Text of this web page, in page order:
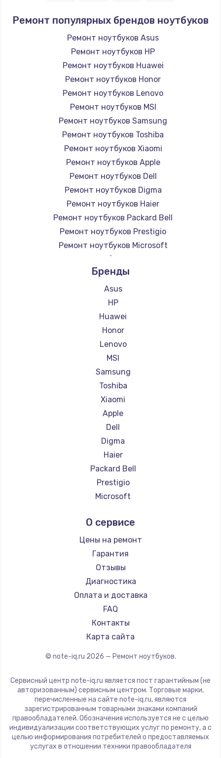
Ремонт популярных брендов ноутбуков
Ремонт ноутбуков Asus
Ремонт ноутбуков HP
Ремонт ноутбуков Huawei
Ремонт ноутбуков Honor
Ремонт ноутбуков Lenovo
Ремонт ноутбуков MSI
Ремонт ноутбуков Samsung
Ремонт ноутбуков Toshiba
Ремонт ноутбуков Xiaomi
Ремонт ноутбуков Apple
Ремонт ноутбуков Dell
Ремонт ноутбуков Digma
Ремонт ноутбуков Haier
Ремонт ноутбуков Packard Bell
Ремонт ноутбуков Prestigio
Ремонт ноутбуков Microsoft
Ремонт ноутбуков Alienware
Ремонт ноутбуков Aquarius
Ремонт ноутбуков Gigabyte
Ремонт ноутбуков Aorus
Ремонт ноутбуков Maibenben
Ремонт ноутбуков Getac
Ремонт ноутбуков Epson
Ремонт ноутбуков Philips
Ремонт ноутбуков LG
Ремонт ноутбуков Panasonic
Ремонт ноутбуков Irbis
Ремонт ноутбуков Thunderobot
Ремонт ноутбуков Hasee
Ремонт ноутбуков ZTE
Ремонт ноутбуков Hiper
Ремонт ноутбуков Evga
Ремонт ноутбуков Google
Ремонт ноутбуков Echips
Ремонт ноутбуков Predator
Ремонт ноутбуков iru
Ремонт ноутбуков Machenike
Ремонт ноутбуков DEXP
Ремонт ноутбуков Teclast
Ремонт ноутбуков CHUWI
Ремонт ноутбуков Colorful
Бренды
Asus
HP
Huawei
Honor
Lenovo
MSI
Samsung
Toshiba
Xiaomi
Apple
Dell
Digma
Haier
Packard Bell
Prestigio
Microsoft
Aquarius
Gigabyte
Aorus
Maibenben
Getac
Epson
Philips
LG
Panasonic
ZTE
Hiper
Evga
Google
Echips
О сервисе
Цены на ремонт
Гарантия
Отзывы
Диагностика
Оплата и доставка
FAQ
Контакты
Карта сайта
© note-iq.ru 2026 — Ремонт ноутбуков.
Сервисный центр note-iq.ru является пост гарантийным (не
авторизованным) сервисным центром. Торговые марки,
перечисленные на сайте note-iq.ru, являются
зарегистрированным товарными знаками компаний
правообладателей. Обозначения используется не с целью
индивидуализации соответствующих услуг по ремонту, а с
целью информирования потребителей о предоставляемых
услугах в отношении техники правообладателя